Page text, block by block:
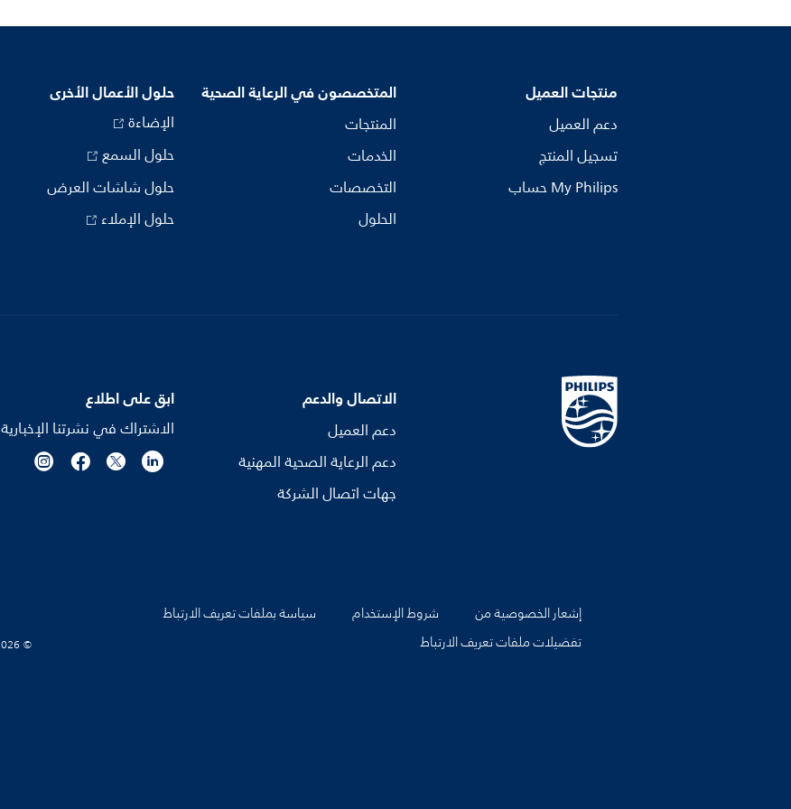
منتجات العميل
دعم العميل
تسجيل المنتج
My Philips حساب
المتخصصون في الرعاية الصحية
المنتجات
الخدمات
التخصصات
الحلول
حلول الأعمال الأخرى
الإضاءة
حلول السمع
حلول شاشات العرض
حلول الإملاء
الاتصال والدعم
دعم العميل
دعم الرعاية الصحية المهنية
جهات اتصال الشركة
ابق على اطلاع
الاشتراك في نشرتنا الإخبارية
إشعار الخصوصية من شروط الإستخدام
سياسة بملفات تعريف الارتباط
تفضيلات ملفات تعريف الارتباط
© Koninklijke Philips N.V., 2004 - 2026. كل الحقوق محفوظة.